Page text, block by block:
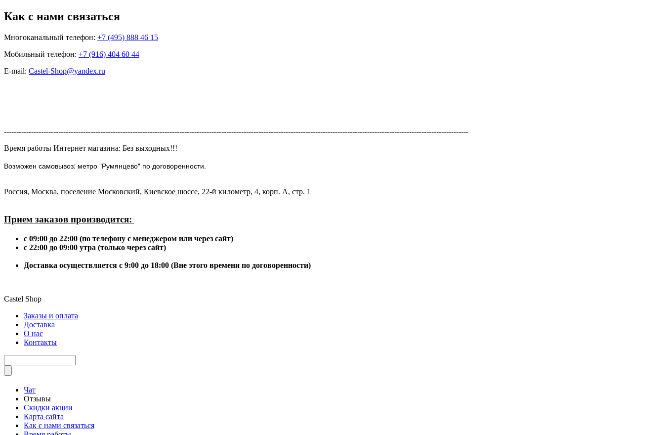
Как с нами связаться
Многоканальный телефон: +7 (495) 888 46 15
Мобильный телефон: +7 (916) 404 60 44
E-mail: Castel-Shop@yandex.ru
--------------------------------------------------------------------------------------------------------------------------------------------------------------------------------------------
Время работы Интернет магазина: Без выходных!!!
Возможен самовывоз: метро "Румянцево" по договоренности.
Россия, Москва, поселение Московский, Киевское шоссе, 22-й километр, 4, корп. А, стр. 1
Прием заказов производится:
с 09:00 до 22:00 (по телефону с менеджером или через сайт)
с 22:00 до 09:00 утра (только через сайт)
Доставка осуществляется с 9:00 до 18:00 (Вне этого времени по договоренности)
Castel Shop
Заказы и оплата
Доставка
О нас
Контакты
Чат
Отзывы
Скидки акции
Карта сайта
Как с нами связаться